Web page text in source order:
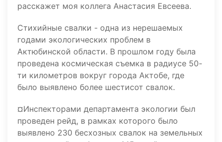
расскажет моя коллега Анастасия Евсеева.
Стихийные свалки - одна из нерешаемых
годами экологических проблем в
Актюбинской области. В прошлом году была
проведена космическая съемка в радиусе 50-
ти километров вокруг города Актобе, где
было выявлено более шестисот свалок.
¤Инспекторами департамента экологии был
проведен рейд, в рамках которого было
выявлено 230 бесхозных свалок на земельных